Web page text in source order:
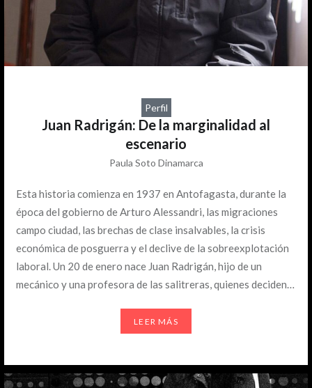
Perfil
Juan Radrigán: De la marginalidad al
escenario
Paula Soto Dinamarca
Esta historia comienza en 1937 en Antofagasta, durante la
época del gobierno de Arturo Alessandri, las migraciones
campo ciudad, las brechas de clase insalvables, la crisis
económica de posguerra y el declive de la sobreexplotación
laboral. Un 20 de enero nace Juan Radrigán, hijo de un
mecánico y una profesora de las salitreras, quienes deciden…
LEER MÁS